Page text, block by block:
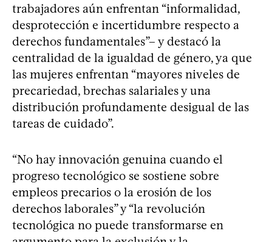
trabajadores aún enfrentan “informalidad,
desprotección e incertidumbre respecto a
derechos fundamentales”– y destacó la
centralidad de la igualdad de género, ya que
las mujeres enfrentan “mayores niveles de
precariedad, brechas salariales y una
distribución profundamente desigual de las
tareas de cuidado”.
“No hay innovación genuina cuando el
progreso tecnológico se sostiene sobre
empleos precarios o la erosión de los
derechos laborales” y “la revolución
tecnológica no puede transformarse en